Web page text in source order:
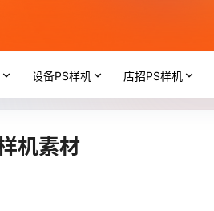
设备PS样机 店招PS样机
机素材